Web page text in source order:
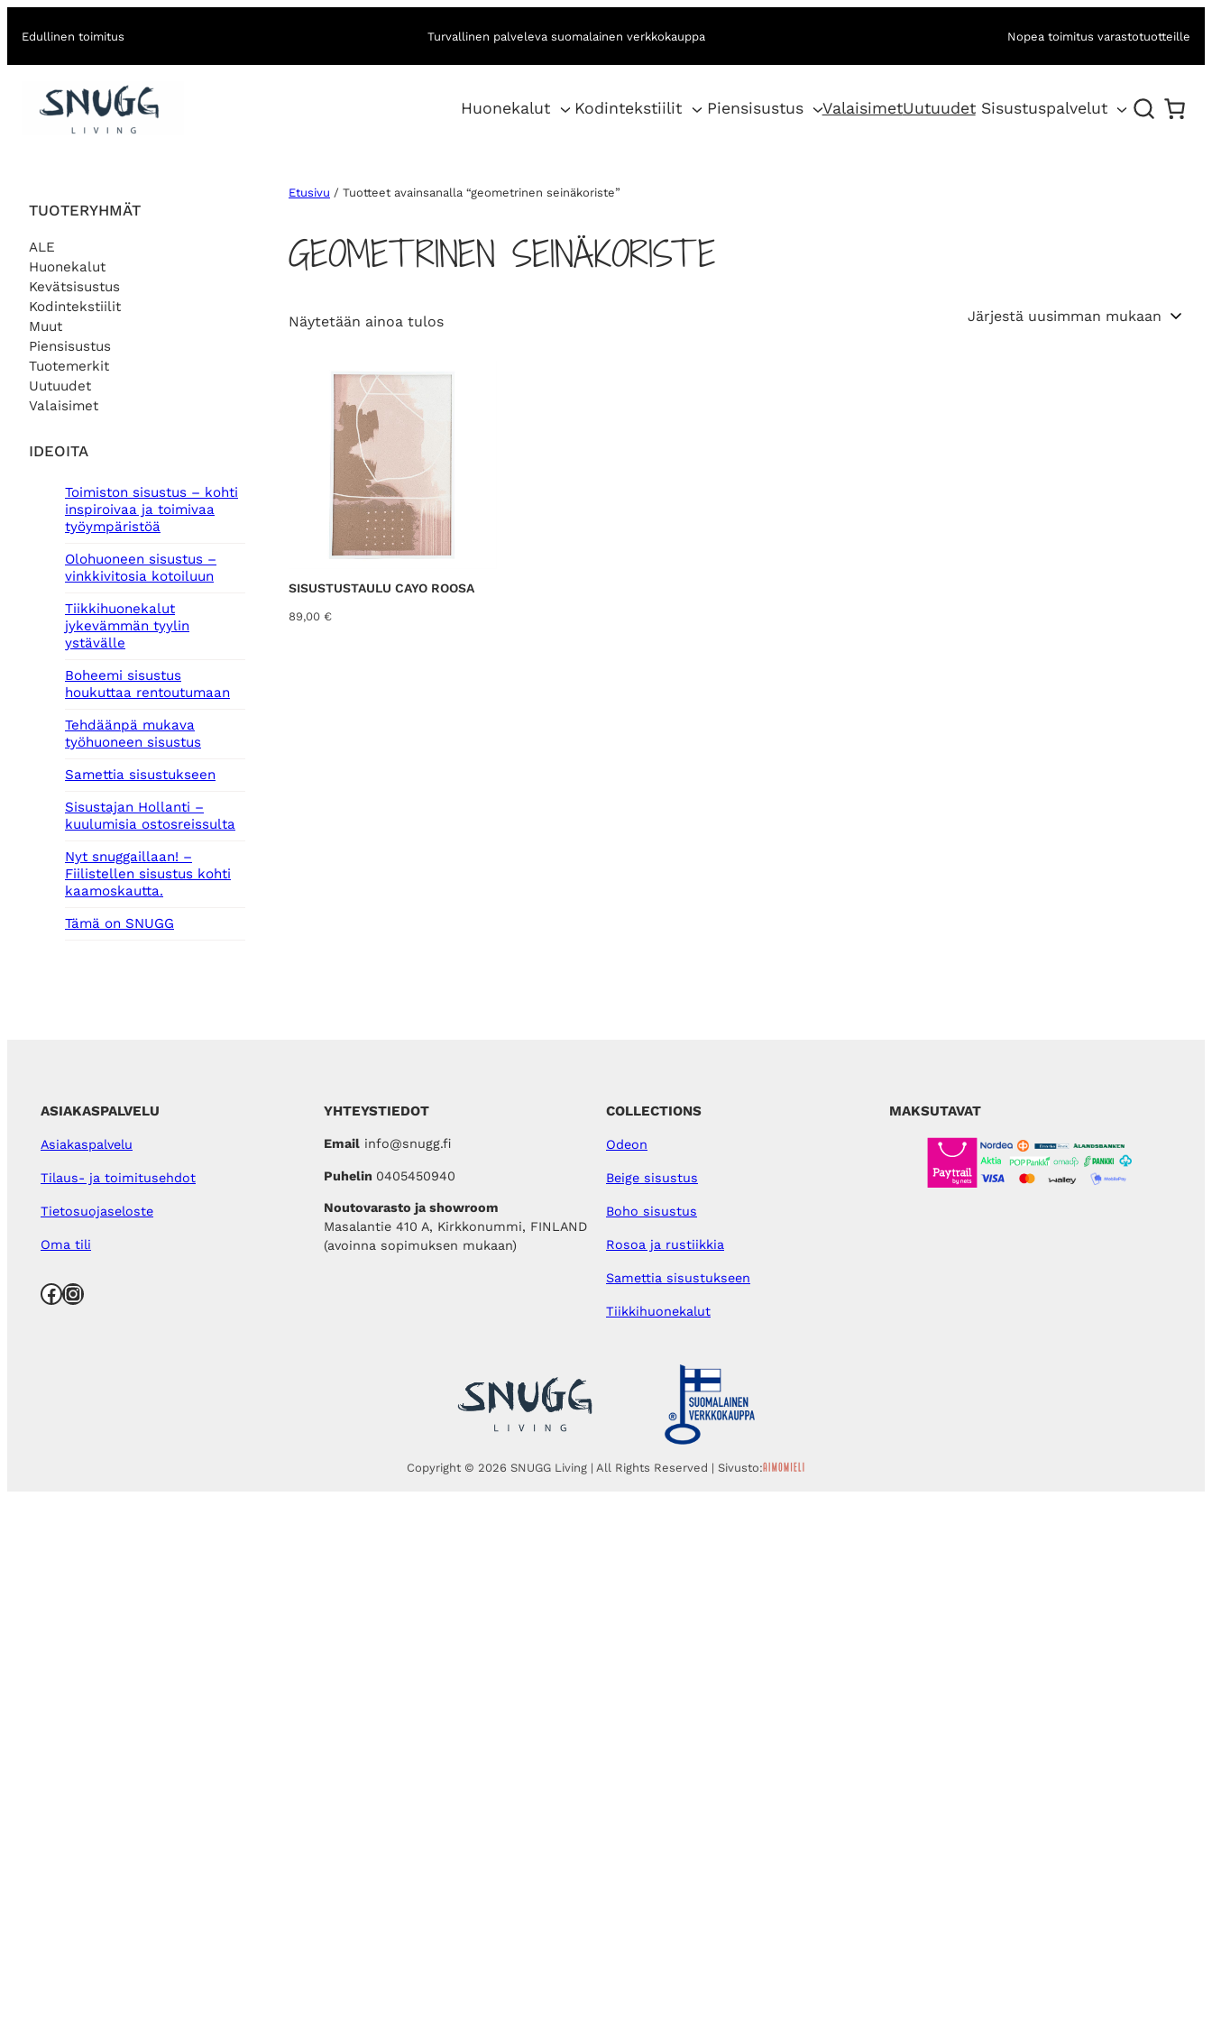
Edullinen toimitus Turvallinen palveleva suomalainen verkkokauppa Nopea toimitus varastotuotteille
Huonekalut Kodintekstiilit Piensisustus ValaisimetUutuudet Sisustuspalvelut
TUOTERYHMÄT
ALE
Huonekalut
Kevätsisustus
Kodintekstiilit
Muut
Piensisustus
Tuotemerkit
Uutuudet
Valaisimet
IDEOITA
Toimiston sisustus – kohti
inspiroivaa ja toimivaa
työympäristöä
Olohuoneen sisustus –
vinkkivitosia kotoiluun
Tiikkihuonekalut
jykevämmän tyylin
ystävälle
Boheemi sisustus
houkuttaa rentoutumaan
Tehdäänpä mukava
työhuoneen sisustus
Samettia sisustukseen
Sisustajan Hollanti –
kuulumisia ostosreissulta
Nyt snuggaillaan! –
Fiilistellen sisustus kohti
kaamoskautta.
Tämä on SNUGG
Etusivu / Tuotteet avainsanalla “geometrinen seinäkoriste”
GEOMETRINEN SEINÄKORISTE
Näytetään ainoa tulos
SISUSTUSTAULU CAYO ROOSA
89,00 €
ASIAKASPALVELU
Asiakaspalvelu
Tilaus- ja toimitusehdot
Tietosuojaseloste
Oma tili
Facebook Instagram
YHTEYSTIEDOT
Emailinfo@snugg.fi
Puhelin 0405450940
Noutovarasto ja showroom
Masalantie 410 A, Kirkkonummi, FINLAND
(avoinna sopimuksen mukaan)
COLLECTIONS
Odeon
Beige sisustus
Boho sisustus
Rosoa ja rustiikkia
Samettia sisustukseen
Tiikkihuonekalut
MAKSUTAVAT
Copyright © 2026 SNUGG Living | All Rights Reserved | Sivusto: